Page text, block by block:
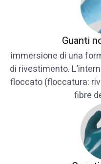
Guanti
immersione di una
di rivestimento.
floccato (floccatura:
fibre